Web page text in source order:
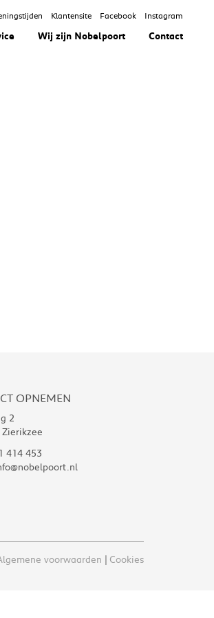
Klantensite Facebook Instagram
Wij zijn Nobelpoort Contact
OPNEMEN
2
Zierikzee
414 453
voorwaarden Cookies